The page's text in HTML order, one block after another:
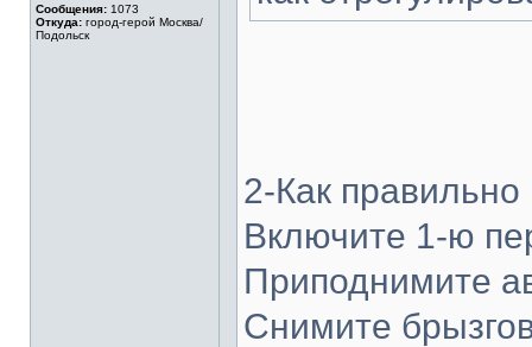
Сообщения: 1073
Откуда: город-герой Москва/
Подольск
2-Как
Включите 1-ю
Приподнимите
Снимите